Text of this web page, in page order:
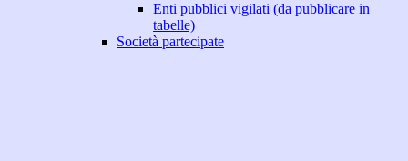
Enti pubblici vigilati (da pubblicare in
tabelle)
Società partecipate